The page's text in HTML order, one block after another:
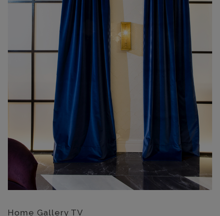
Home Gallery TV